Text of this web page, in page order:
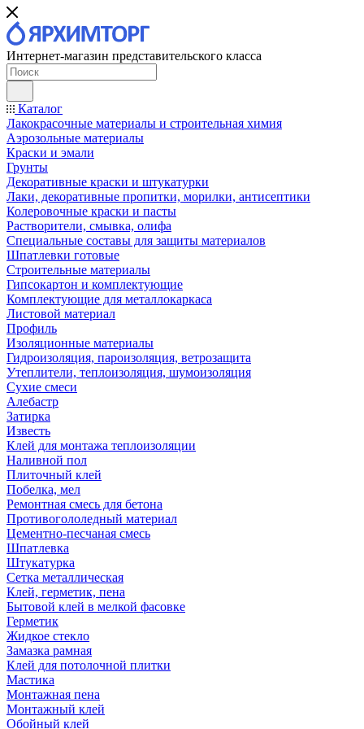
Интернет-магазин представительского класса
Каталог
Лакокрасочные материалы и строительная химия
Аэрозольные материалы
Краски и эмали
Грунты
Декоративные краски и штукатурки
Лаки, декоративные пропитки, морилки, антисептики
Колеровочные краски и пасты
Растворители, смывка, олифа
Специальные составы для защиты материалов
Шпатлевки готовые
Строительные материалы
Гипсокартон и комплектующие
Комплектующие для металлокаркаса
Листовой материал
Профиль
Изоляционные материалы
Гидроизоляция, пароизоляция, ветрозащита
Утеплители, теплоизоляция, шумоизоляция
Сухие смеси
Алебастр
Затирка
Известь
Клей для монтажа теплоизоляции
Наливной пол
Плиточный клей
Побелка, мел
Ремонтная смесь для бетона
Противогололедный материал
Цементно-песчаная смесь
Шпатлевка
Штукатурка
Сетка металлическая
Клей, герметик, пена
Бытовой клей в мелкой фасовке
Герметик
Жидкое стекло
Замазка рамная
Клей для потолочной плитки
Мастика
Монтажная пена
Монтажный клей
Обойный клей